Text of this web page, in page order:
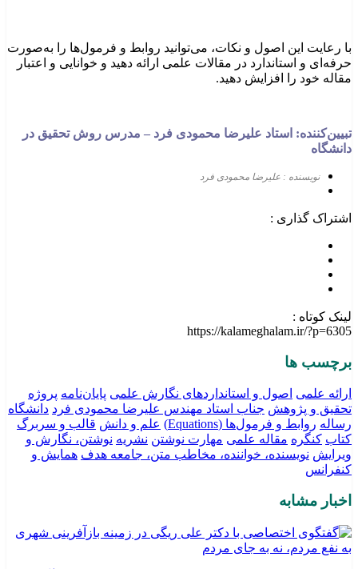
با رعایت این اصول و نکات، می‌توانید روابط و فرمول‌ها را به‌صورت
حرفه‌ای و استاندارد در مقالات علمی ارائه دهید و خوانایی و اعتبار
مقاله خود را افزایش دهید.
تبیین‌کننده: استاد علیرضا محمودی فرد – مدرس روش تحقیق در
دانشگاه
نویسنده : علیرضا محمودی فرد
اشتراک گذاری :
لینک کوتاه :
https://kalameghalam.ir/?p=6305
برچسب ها
ارائه علمی اصول و استانداردهای نگارش علمی پایان‌نامه پروژه
تحقیق و پژوهش جناب استاد مهندس علیرضا محمودی فرد دانشگاه
رساله روابط و فرمول‌ها (Equations) علم و دانش قالب و سربرگ
کتاب کنگره مقاله علمی مهارت نوشتن نشریه نوشتن، نگارش و
ویرایش نویسنده، خواننده، مخاطب متن، جامعه هدف همایش و
کنفرانس
اخبار مشابه